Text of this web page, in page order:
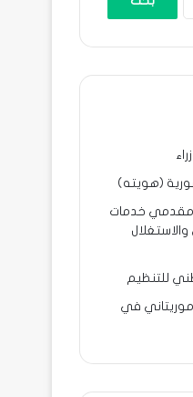
(هويته)
خارطة مقدمي خدمات
للتنظيم
في